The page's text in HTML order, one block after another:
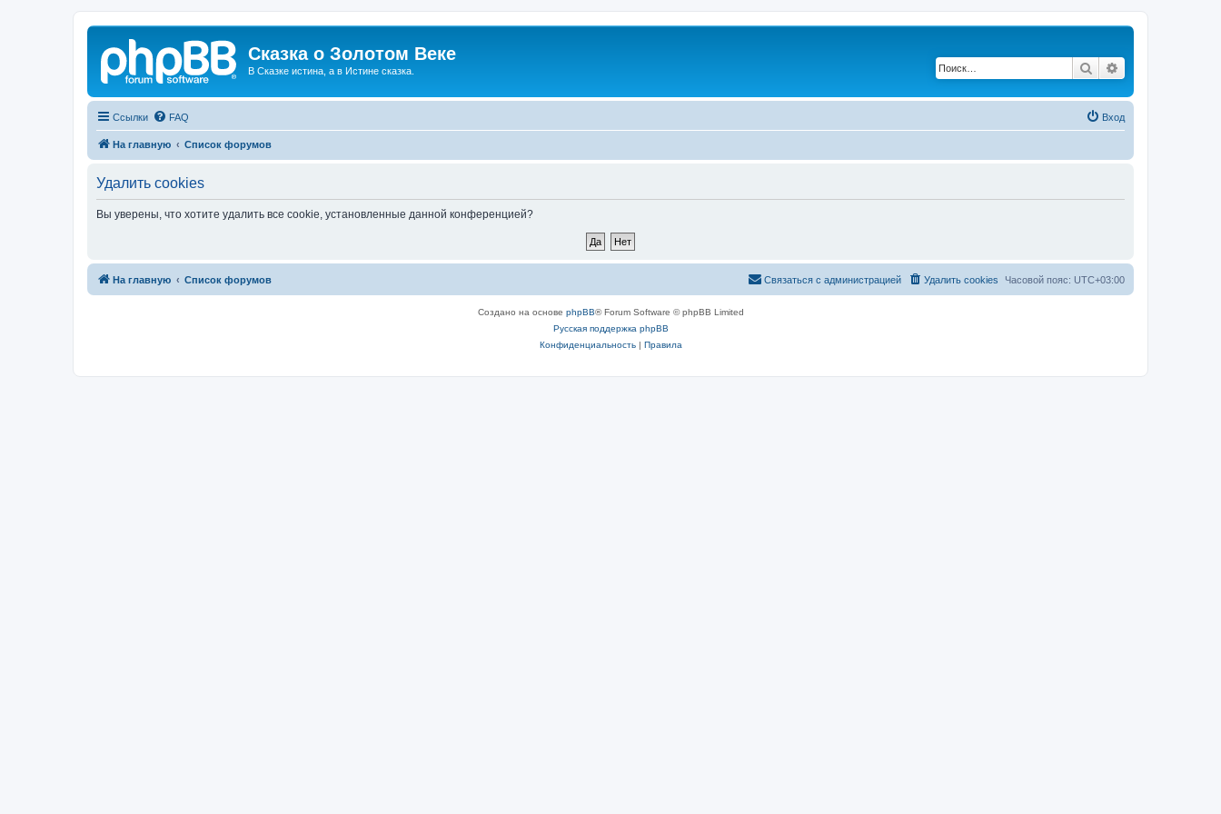
Сказка о Золотом Веке
В Сказке истина, а в Истине сказка. Поиск
Ссылки FAQ Вход
На главную Список форумов
Удалить cookies
Вы уверены, что хотите удалить все cookie, установленные данной конференцией?
На главную Список форумов Часовой пояс: UTC+03:00
Удалить cookies
Связаться с администрацией
Создано на основе phpBB® Forum Software © phpBB Limited
Русская поддержка phpBB
Конфиденциальность| Правила